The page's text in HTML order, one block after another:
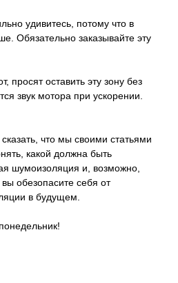
удивитесь, потому что в
Обязательно заказывайте эту
просят оставить эту зону без
звук мотора при ускорении.
что мы своими статьями
какой должна быть
шумоизоляция и, возможно,
обезопасите себя от
в будущем.